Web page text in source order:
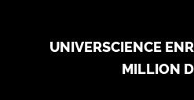
UNIVERSCIENCE
MILLION